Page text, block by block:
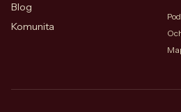
Blog
Komunita